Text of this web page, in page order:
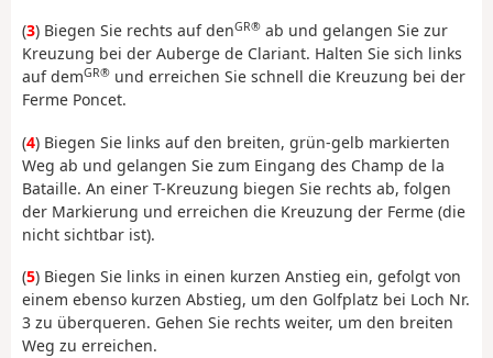
(3) Biegen Sie rechts auf denGR® ab und gelangen Sie zur
Kreuzung bei der Auberge de Clariant. Halten Sie sich links
auf demGR® und erreichen Sie schnell die Kreuzung bei der
Ferme Poncet.
(4) Biegen Sie links auf den breiten, grün-gelb markierten
Weg ab und gelangen Sie zum Eingang des Champ de la
Bataille. An einer T-Kreuzung biegen Sie rechts ab, folgen
der Markierung und erreichen die Kreuzung der Ferme (die
nicht sichtbar ist).
(5) Biegen Sie links in einen kurzen Anstieg ein, gefolgt von
einem ebenso kurzen Abstieg, um den Golfplatz bei Loch Nr.
3 zu überqueren. Gehen Sie rechts weiter, um den breiten
Weg zu erreichen.